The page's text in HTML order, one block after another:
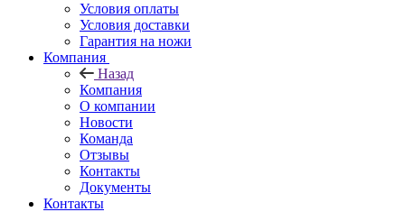
Условия оплаты
Условия доставки
Гарантия на ножи
Компания
Назад
Компания
О компании
Новости
Команда
Отзывы
Контакты
Документы
Контакты